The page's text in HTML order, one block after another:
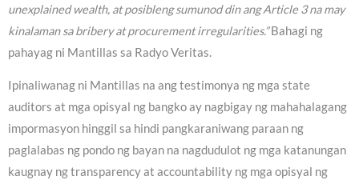
unexplained wealth, at posibleng sumunod din ang Article 3 na may
kinalaman sa bribery at procurement irregularities.”Bahagi ng
pahayag ni Mantillas sa Radyo Veritas.
Ipinaliwanag ni Mantillas na ang testimonya ng mga state
auditors at mga opisyal ng bangko ay nagbigay ng mahahalagang
impormasyon hinggil sa hindi pangkaraniwang paraan ng
paglalabas ng pondo ng bayan na nagdudulot ng mga katanungan
kaugnay ng transparency at accountability ng mga opisyal ng